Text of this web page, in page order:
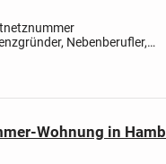
Nebenberufler,
Wohnung in